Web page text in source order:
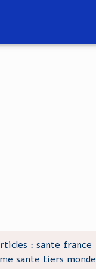
: sante france
sante tiers monde